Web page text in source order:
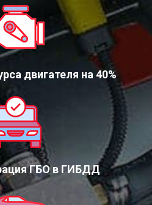
двигателя на 40%
ГБО в ГИБДД